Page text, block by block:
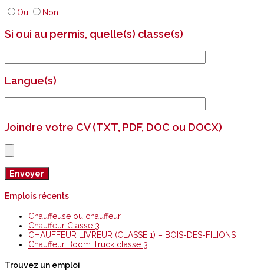
Oui Non
Si oui au permis, quelle(s) classe(s)
Langue(s)
Joindre votre CV (TXT, PDF, DOC ou DOCX)
Emplois récents
Chauffeuse ou chauffeur
Chauffeur Classe 3
CHAUFFEUR LIVREUR (CLASSE 1) – BOIS-DES-FILIONS
Chauffeur Boom Truck classe 3
Trouvez un emploi